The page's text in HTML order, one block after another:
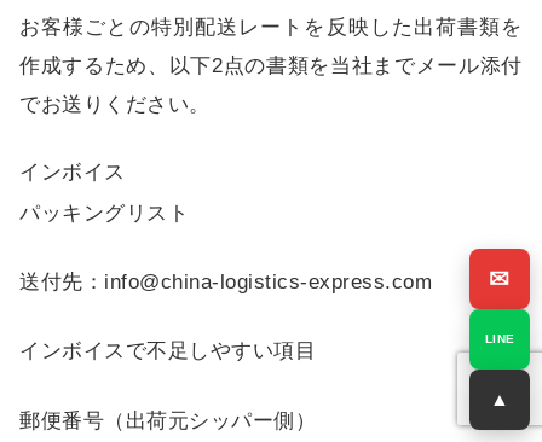
お客様ごとの特別配送レートを反映した出荷書類を
作成するため、以下2点の書類を当社までメール添付
でお送りください。
インボイス
パッキングリスト
送付先：info@china-logistics-express.com
インボイスで不足しやすい項目
郵便番号（出荷元シッパー側）
✉
LINE
▲